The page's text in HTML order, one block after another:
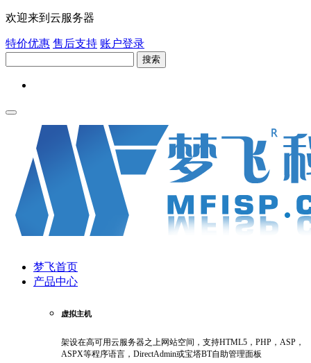
欢迎来到云服务器
特价优惠 售后支持 账户登录
搜索
梦飞首页
产品中心
虚拟主机
架设在高可用云服务器之上网站空间，支持HTML5，PHP，ASP，
ASPX等程序语言，DirectAdmin或宝塔BT自助管理面板